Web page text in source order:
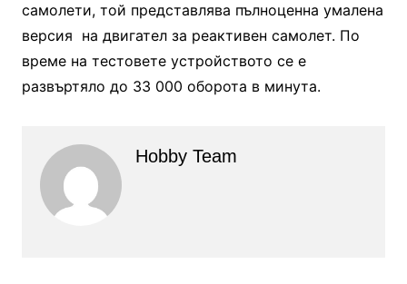
самолети, той представлява пълноценна умалена
версия на двигател за реактивен самолет. По
време на тестовете устройството се е
развъртяло до 33 000 оборота в минута.
Hobby Team